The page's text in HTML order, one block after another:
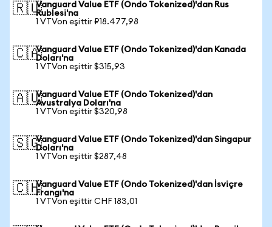
🇷🇺Vanguard Value ETF (Ondo Tokenized)'dan Rus
Rublesi'na
1 VTVon eşittir ₽18.477,98
🇨🇦Vanguard Value ETF (Ondo Tokenized)'dan Kanada
Doları'na
1 VTVon eşittir $315,93
🇦🇺Vanguard Value ETF (Ondo Tokenized)'dan
Avustralya Doları'na
1 VTVon eşittir $320,98
🇸🇬Vanguard Value ETF (Ondo Tokenized)'dan Singapur
Doları'na
1 VTVon eşittir $287,48
🇨🇭Vanguard Value ETF (Ondo Tokenized)'dan İsviçre
Frangı'na
1 VTVon eşittir CHF 183,01